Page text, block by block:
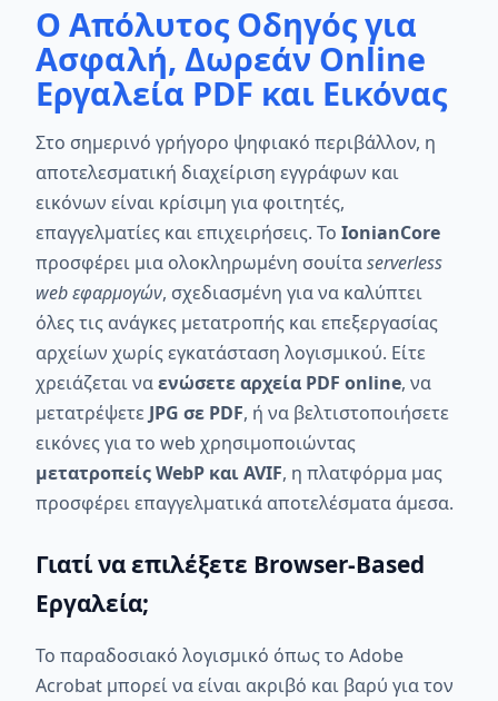
Ο Απόλυτος Οδηγός για
Ασφαλή, Δωρεάν Online
Εργαλεία PDF και Εικόνας
Στο σημερινό γρήγορο ψηφιακό περιβάλλον, η
αποτελεσματική διαχείριση εγγράφων και
εικόνων είναι κρίσιμη για φοιτητές,
επαγγελματίες και επιχειρήσεις. Το IonianCore
προσφέρει μια ολοκληρωμένη σουίταserverless
web εφαρμογών, σχεδιασμένη για να καλύπτει
όλες τις ανάγκες μετατροπής και επεξεργασίας
αρχείων χωρίς εγκατάσταση λογισμικού. Είτε
χρειάζεται ναενώσετε αρχεία PDF online, να
μετατρέψετε JPG σε PDF, ή να βελτιστοποιήσετε
εικόνες για το web χρησιμοποιώντας
μετατροπείς WebP και AVIF, η πλατφόρμα μας
προσφέρει επαγγελματικά αποτελέσματα άμεσα.
Γιατί να επιλέξετε Browser-Based
Εργαλεία;
Το παραδοσιακό λογισμικό όπως το Adobe
Acrobat μπορεί να είναι ακριβό και βαρύ για τον